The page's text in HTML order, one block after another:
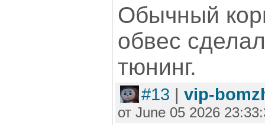
Обычный
обвес
тюнинг.
#13 | vip-
от June 05 2026